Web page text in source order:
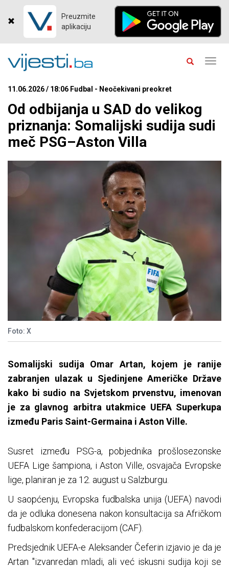
Preuzmite
aplikaciju
11.06.2026 / 18:06 Fudbal - Neočekivani preokret
Od odbijanja u SAD do velikog
priznanja: Somalijski sudija sudi
meč PSG–Aston Villa
Foto: X
Somalijski sudija Omar Artan, kojem je ranije
zabranjen ulazak u Sjedinjene Američke Države
kako bi sudio na Svjetskom prvenstvu, imenovan
je za glavnog arbitra utakmice UEFA Superkupa
između Paris Saint-Germaina i Aston Ville.
Susret između PSG-a, pobjednika prošlosezonske
UEFA Lige šampiona, i Aston Ville, osvajača Evropske
lige, planiran je za 12. august u Salzburgu.
U saopćenju, Evropska fudbalska unija (UEFA) navodi
da je odluka donesena nakon konsultacija sa Afričkom
fudbalskom konfederacijom (CAF).
Predsjednik UEFA-e Aleksander Čeferin izjavio je da je
Artan "izvanredan mladi, ali već iskusni sudija koji se